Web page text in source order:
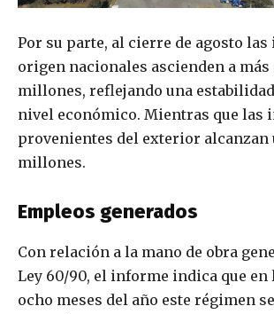
Por su parte, al cierre de agosto
origen nacionales ascienden a más
millones, reflejando una
nivel económico. Mientras que las
provenientes del exterior alcanzan
millones.
Empleos generados
Con relación a la mano de obra
Ley 60/90, el informe indica que
ocho meses del año este régimen